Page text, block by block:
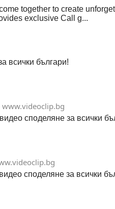
together to create
exclusive Call g...
всички българи!
www.videoclip.bg
споделяне за всички
споделяне за всички